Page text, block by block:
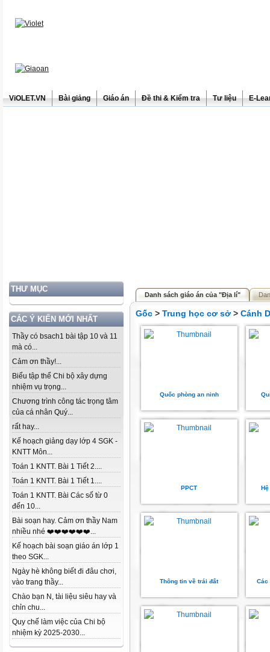
ViOLET.VN Bài giảng Giáo án Đề thi & Kiểm tra Tư liệu E-
THƯ MỤC
CÁC Ý KIẾN MỚI NHẤT
Thầy có bsach1 bài tập 10 và 11
mà có...
Cảm ơn thầy!...
Biểu tập thể Chi bộ xây dựng
nhiệm vụ trọng...
Chương trình công tác trọng tâm
của cá nhân Quý...
rất hay...
Kế hoạch giảng dạy lớp 4 SGK -
KNTT Môn...
Toán 1 KNTT. Bài 1 Tiết 2....
Toán 1 KNTT. Bài 1 Tiết 1....
Toán 1 KNTT. Bài Các số từ 0
đến 10...
Bài soạn hay. Cảm ơn thầy Nam
nhiều nhé ❤️❤️❤️❤️❤️❤️...
Kế hoạch bài soạn giáo án lớp 1
theo SGK...
Ngày hè không biết đi đâu chơi,
vào trang thầy...
Chào bạn N, tài liệu siêu hay và
chỉn chu...
Quy chế làm việc của Chi bộ
nhiệm kỳ 2025-2030...
Danh sách giáo án của "Địa lí"
Gốc > Trung học cơ sở > Cánh
Quốc phòng an ninh
PPCT
Thông tin về trái đất Các